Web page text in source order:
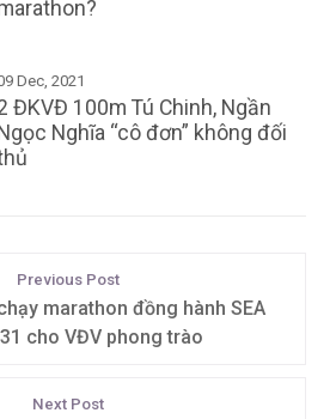
Dec, 2021
ĐKVĐ 100m Tú Chinh, Ngần
Nghĩa “cô đơn” không đối
Previous Post
marathon đồng hành SEA
cho VĐV phong trào
Next Post